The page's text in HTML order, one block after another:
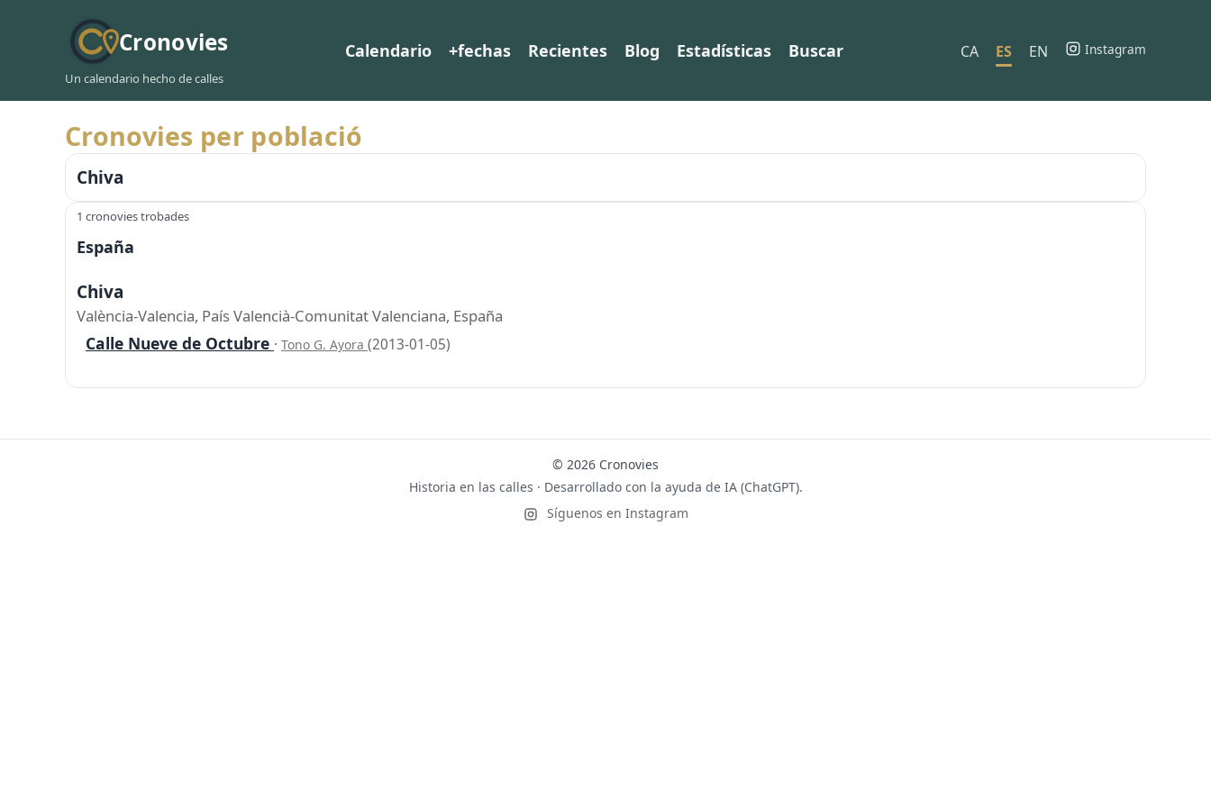
Cronovies
Un calendario hecho de calles
Calendario +fechas Recientes Blog Estadísticas Buscar CA ES EN Instagram
Cronovies per població
Chiva
1 cronovies trobades
España
Chiva
València-Valencia, País Valencià-Comunitat Valenciana, España
Calle Nueve de Octubre · Tono G. Ayora (2013-01-05)
© 2026 Cronovies
Historia en las calles · Desarrollado con la ayuda de IA (ChatGPT).
Síguenos en Instagram